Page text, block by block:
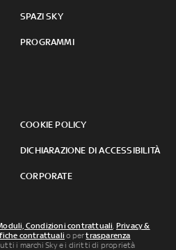
SPAZI SKY
PROGRAMMI
COOKIE POLICY
DICHIARAZIONE DI ACCESSIBILITÀ
CORPORATE
Condizioni contrattuali, Privacy &
contrattuali o pertrasparenza
i marchi Sky e i diritti di proprietà